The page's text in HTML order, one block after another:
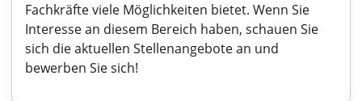
Fachkräfte viele Möglichkeiten bietet. Wenn Sie
Interesse an diesem Bereich haben, schauen Sie
sich die aktuellen Stellenangebote an und
bewerben Sie sich!